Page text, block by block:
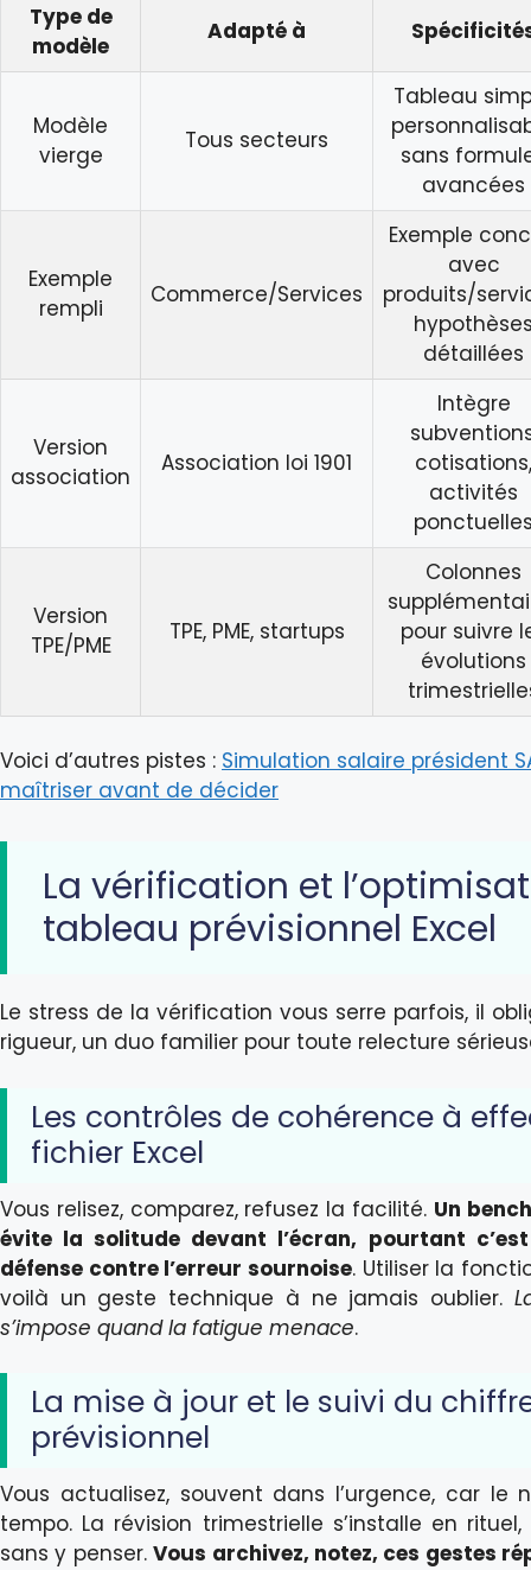
Type de
modèle
Adapté à
Modèle
vierge
Tous secteurs
Tableau
sans
avancées
Exemple
rempli
Commerce/Services
Exemple
avec
produits/
détaillées
Version
association
Association loi 1901
Intègre
cotisations,
activités
Version
TPE/PME
TPE, PME, startups
Colonnes
pour suivre
évolutions
Voici d’autres pistes : Simulation salaire président
maîtriser avant de décider
La vérification et
tableau prévisionnel Excel
Le stress de la vérification vous serre parfois, il
rigueur, un duo familier pour toute relecture
Les contrôles de cohérence à
fichier Excel
Vous relisez, comparez, refusez la facilité. Un
évite la solitude devant l’écran, pourtant
défense contre l’erreur sournoise. Utiliser la
voilà un geste technique à ne jamais oublier.
s’impose quand la fatigue menace.
La mise à jour et le suivi du
prévisionnel
Vous actualisez, souvent dans l’urgence, car le
tempo. La révision trimestrielle s’installe en
sans y penser.Vous archivez, notez, ces gestes